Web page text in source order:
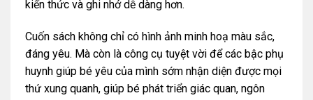
kiến thức và ghi nhớ dễ dàng hơn.
Cuốn sách không chỉ có hình ảnh minh hoạ màu sắc,
đáng yêu. Mà còn là công cụ tuyệt vời để các bậc phụ
huynh giúp bé yêu của mình sớm nhận diện được mọi
thứ xung quanh, giúp bé phát triển giác quan, ngôn